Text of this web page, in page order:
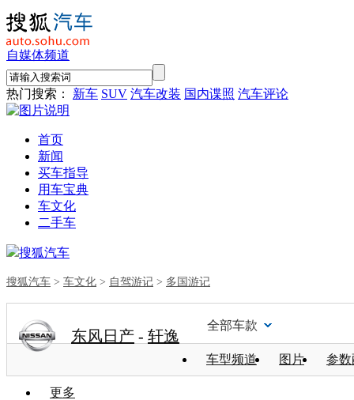
自媒体频道
热门搜索： 新车 SUV 汽车改装 国内谍照 汽车评论
首页
新闻
买车指导
用车宝典
车文化
二手车
搜狐汽车
搜狐汽车 > 车文化 > 自驾游记 > 多国游记
东风日产 - 轩逸
全部车款
车型频道 图片 参
更多